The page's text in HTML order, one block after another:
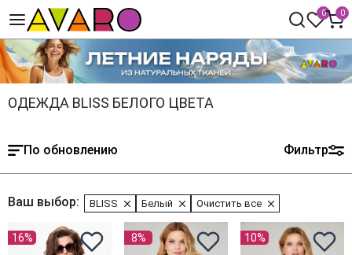
0 0
ОДЕЖДА BLISS БЕЛОГО ЦВЕТА
По обновлению Фильтр
Ваш выбор: BLISS Белый Очистить все
16% 8% 10%